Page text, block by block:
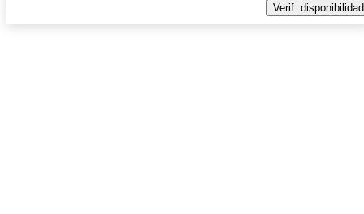
Verif. disponibilidad